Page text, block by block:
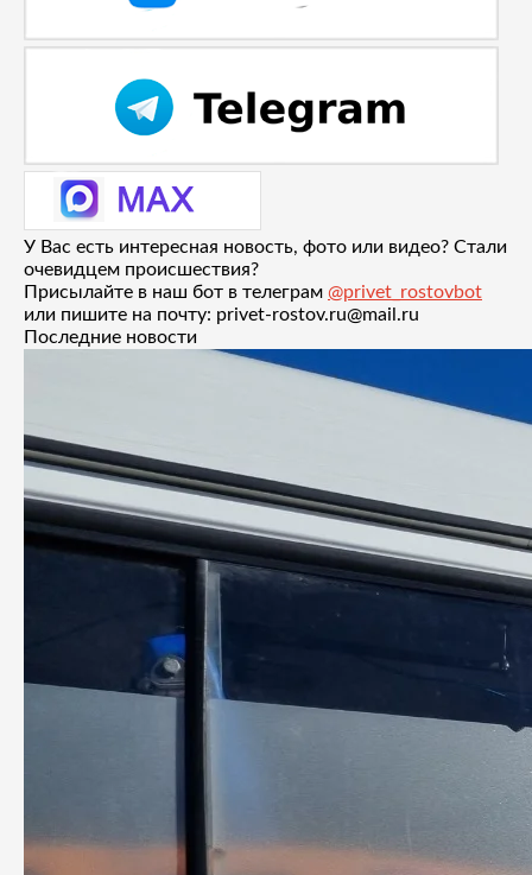
У Вас есть интересная новость, фото или видео? Стали
очевидцем происшествия?
Присылайте в наш бот в телеграм @privet_rostovbot
или пишите на почту: privet-rostov.ru@mail.ru
Последние новости